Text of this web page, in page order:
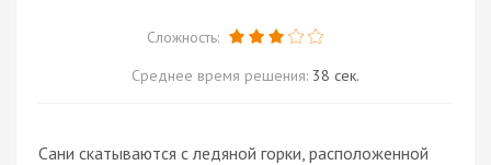
Сложность:
Среднее время решения: 38 сек.
Сани скатываются с ледяной горки, расположенной